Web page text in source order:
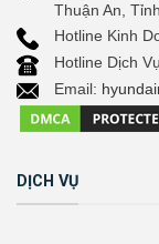
Thuận An,
Hotline Kinh
Hotline Dịch
Email:
DỊCH VỤ